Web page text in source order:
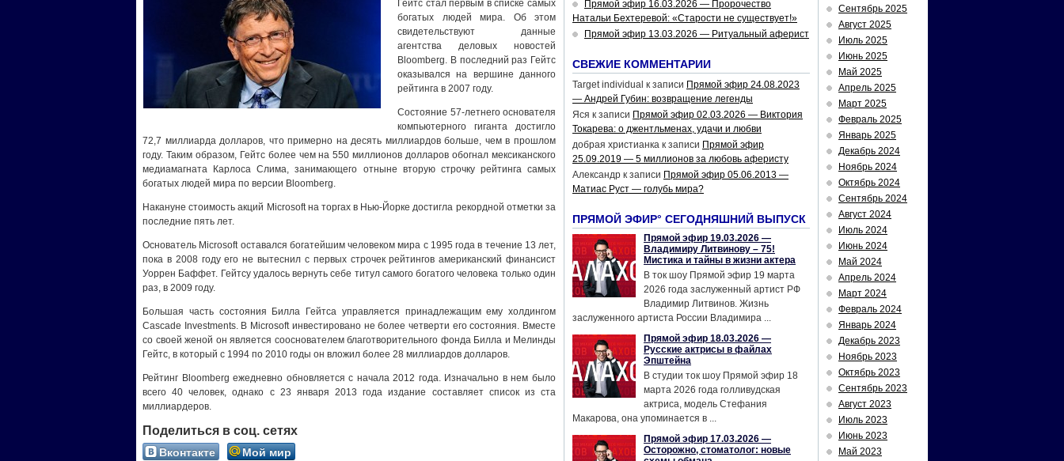
Гейтс стал первым в списке самых
богатых людей мира. Об этом
свидетельствуют данные
агентства деловых новостей
Bloomberg. В последний раз Гейтс
оказывался на вершине данного
рейтинга в 2007 году.
Состояние 57-летнего основателя
компьютерного гиганта достигло
72,7 миллиарда долларов, что примерно на десять миллиардов больше, чем в прошлом
году. Таким образом, Гейтс более чем на 550 миллионов долларов обогнал мексиканского
медиамагната Карлоса Слима, занимающего отныне вторую строчку рейтинга самых
богатых людей мира по версии Bloomberg.
Накануне стоимость акций Microsoft на торгах в Нью-Йорке достигла рекордной отметки за
последние пять лет.
Основатель Microsoft оставался богатейшим человеком мира с 1995 года в течение 13 лет,
пока в 2008 году его не вытеснил c первых строчек рейтингов американский финансист
Уоррен Баффет. Гейтсу удалось вернуть себе титул самого богатого человека только один
раз, в 2009 году.
Большая часть состояния Билла Гейтса управляется принадлежащим ему холдингом
Cascade Investments. В Microsoft инвестировано не более четверти его состояния. Вместе
со своей женой он является сооснователем благотворительного фонда Билла и Мелинды
Гейтс, в который с 1994 по 2010 годы он вложил более 28 миллиардов долларов.
Рейтинг Bloomberg ежедневно обновляется с начала 2012 года. Изначально в нем было
всего 40 человек, однако с 23 января 2013 года издание составляет список из ста
миллиардеров.
Поделиться в соц. сетях
Вконтакте Мой мир
Прямой эфир 16.03.2026 — Пророчество
Натальи Бехтеревой: «Старости не существует!»
Прямой эфир 13.03.2026 — Ритуальный аферист
СВЕЖИЕ КОММЕНТАРИИ
Target individual к записи Прямой эфир 24.08.2023
— Андрей Губин: возвращение легенды
Яся к записи Прямой эфир 02.03.2026 — Виктория
Токарева: о джентльменах, удачи и любви
добрая христианка к записи Прямой эфир
25.09.2019 — 5 миллионов за любовь аферисту
Александр к записи Прямой эфир 05.06.2013 —
Матиас Руст — голубь мира?
ПРЯМОЙ ЭФИР° СЕГОДНЯШНИЙ ВЫПУСК
Прямой эфир 19.03.2026 —
Владимиру Литвинову – 75!
Мистика и тайны в жизни актера
В ток шоу Прямой эфир 19 марта
2026 года заслуженный артист РФ
Владимир Литвинов. Жизнь
заслуженного артиста России Владимира ...
Прямой эфир 18.03.2026 —
Русские актрисы в файлах
Эпштейна
В студии ток шоу Прямой эфир 18
марта 2026 года голливудская
актриса, модель Стефания
Макарова, она упоминается в ...
Прямой эфир 17.03.2026 —
Осторожно, стоматолог: новые
Сентябрь 2025
Август 2025
Июль 2025
Июнь 2025
Май 2025
Апрель 2025
Март 2025
Февраль 2025
Январь 2025
Декабрь 2024
Ноябрь 2024
Октябрь 2024
Сентябрь 2024
Август 2024
Июль 2024
Июнь 2024
Май 2024
Апрель 2024
Март 2024
Февраль 2024
Январь 2024
Декабрь 2023
Ноябрь 2023
Октябрь 2023
Сентябрь 2023
Август 2023
Июль 2023
Июнь 2023
Май 2023